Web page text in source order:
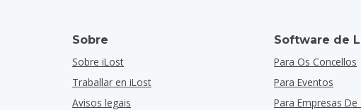
Sobre
Sobre iLost
Traballar en iLost
Avisos legais
Software de
Para Os Concellos
Para Eventos
Para Empresas